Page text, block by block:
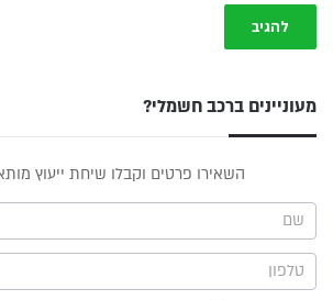
מעוניינים ברכב חשמלי?
תפריט
צד
השאירו פרטים וקבלו שיחת ייעוץ